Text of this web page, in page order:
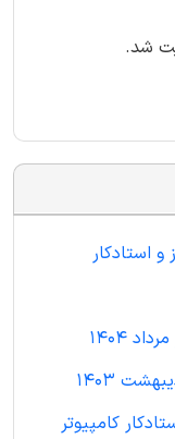
استادکار
1404
1403
کامپیوتر